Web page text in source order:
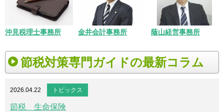
沖見税理士事務所 金井会計事務所 蔭山経営事務所
節税対策専門ガイドの最新コラム
2026.04.22 トピックス
節税 生命保険